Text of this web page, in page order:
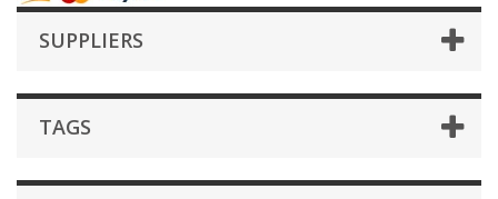
SUPPLIERS
TAGS